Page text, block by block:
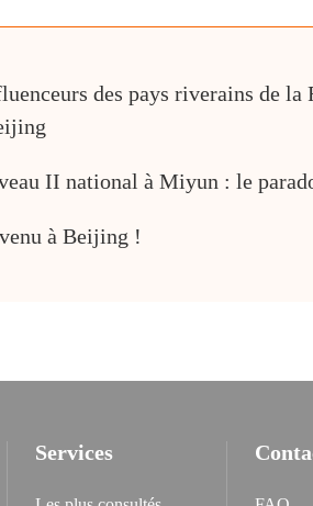
des pays riverains de la
II national à Miyun : le
à Beijing !
Services